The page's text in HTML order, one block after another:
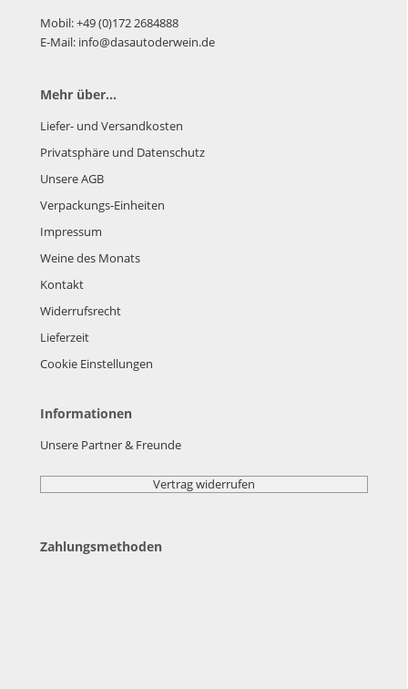
Mobil: +49 (0)172 2684888
E-Mail: info@dasautoderwein.de
Mehr über...
Liefer- und Versandkosten
Privatsphäre und Datenschutz
Unsere AGB
Verpackungs-Einheiten
Impressum
Weine des Monats
Kontakt
Widerrufsrecht
Lieferzeit
Cookie Einstellungen
Informationen
Unsere Partner & Freunde
Vertrag widerrufen
Zahlungsmethoden